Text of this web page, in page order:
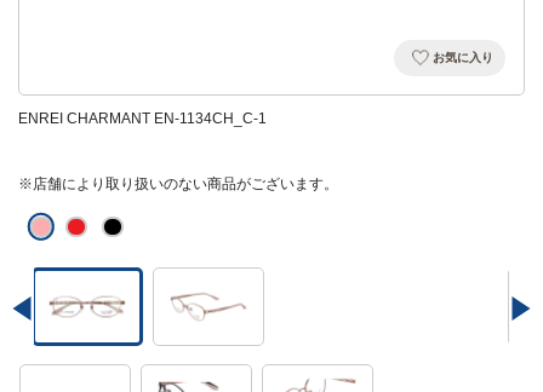
お気に入り
ENREI CHARMANT EN-1134CH_C-1
※店舗により取り扱いのない商品がございます。